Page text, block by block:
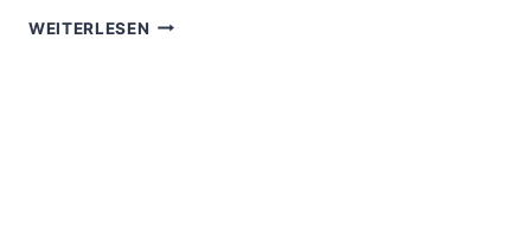
WEITERLESEN ENERGETISCHE